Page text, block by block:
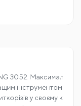
3052. Максимал
інструментом
у своєму к